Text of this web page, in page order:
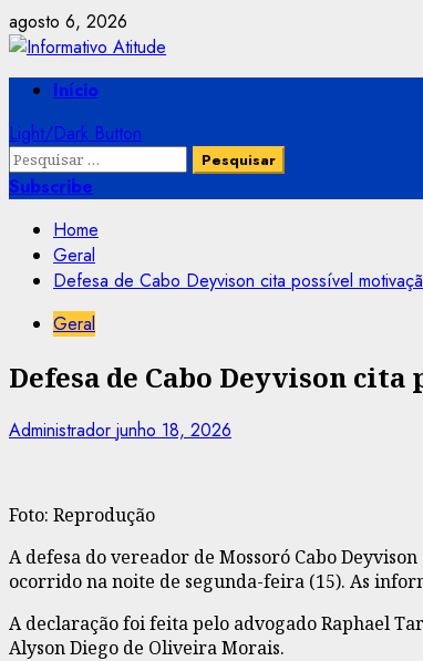
Skip
to
content
agosto 6, 2026
PrimaryInício
Light/Dark Button
Pesquisar
por:
Subscribe
Home
Geral
Defesa de Cabo Deyvison cita possível
Geral
Defesa de Cabo Deyvison
Administrador junho 18, 2026
Foto: Reprodução
A defesa do vereador de Mossoró Cabo
ocorrido na noite de segunda-feira (15). As
A declaração foi feita pelo advogado Raphael
Alyson Diego de Oliveira Morais.